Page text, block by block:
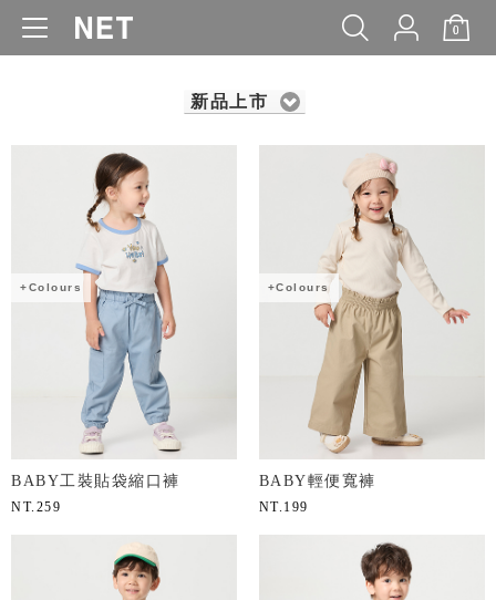
0
WOMEN MEN KIDS BABY
新品上市
+Colours
BABY工裝貼袋縮口褲
NT. 259
+Colours
BABY輕便寬褲
NT. 199